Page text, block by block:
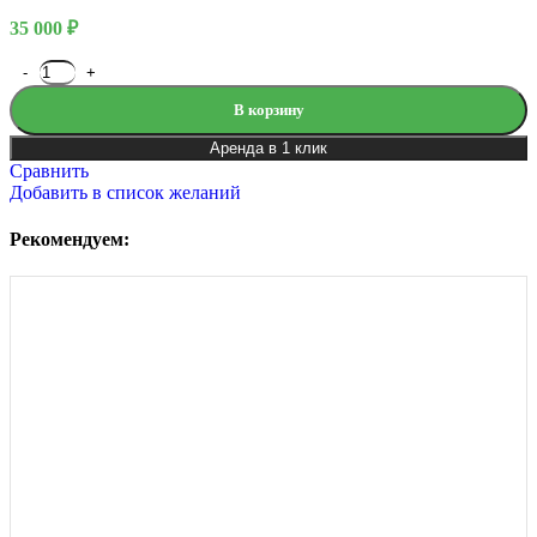
35 000 ₽
В корзину
Аренда в 1 клик
Сравнить
Добавить в список желаний
Рекомендуем: